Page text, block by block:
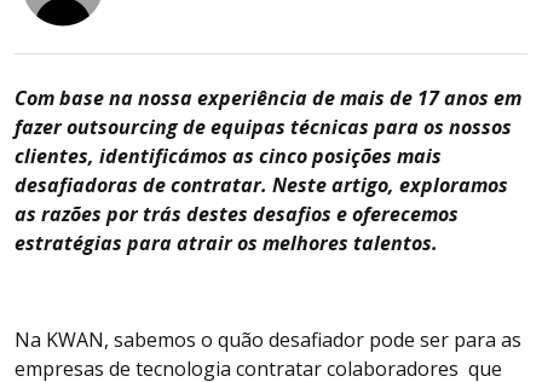
Com base na nossa experiência de mais de 17 anos em
fazer outsourcing de equipas técnicas para os nossos
clientes, identificámos as cinco posições mais
desafiadoras de contratar. Neste artigo, exploramos
as razões por trás destes desafios e oferecemos
estratégias para atrair os melhores talentos.
Na KWAN, sabemos o quão desafiador pode ser para as
empresas de tecnologia contratar colaboradores que